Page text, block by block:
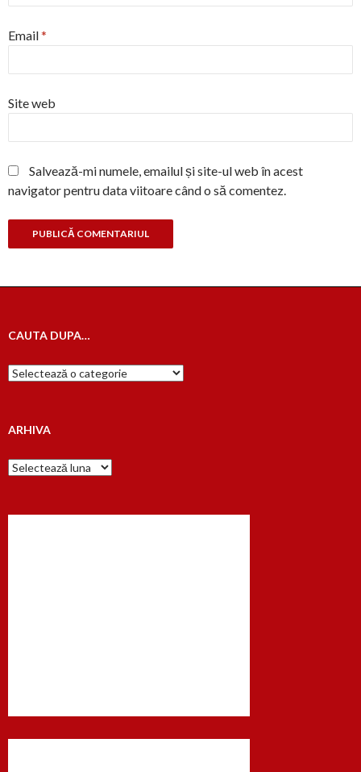
Email*
Site web
Salvează-mi numele, emailul și site-ul web în acest
navigator pentru data viitoare când o să comentez.
CAUTA DUPA…
Cauta
dupa…
ARHIVA
Arhiva